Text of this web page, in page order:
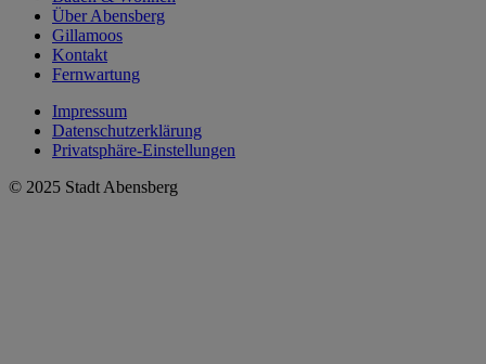
Über Abensberg
Gillamoos
Kontakt
Fernwartung
Impressum
Datenschutzerklärung
Privatsphäre-Einstellungen
© 2025 Stadt Abensberg